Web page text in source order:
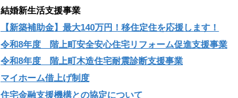
結婚新生活支援事業
【新築補助金】最大140万円！移住定住を応援します！
令和8年度 階上町安全安心住宅リフォーム促進支援事業
令和8年度 階上町木造住宅耐震診断支援事業
マイホーム借上げ制度
住宅金融支援機構との協定について